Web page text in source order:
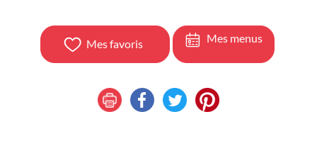
Mes favoris Mes menus